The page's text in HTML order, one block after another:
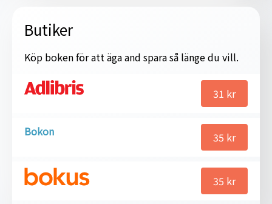
Butiker
Köp boken för att äga and spara så länge du vill.
31 kr
Bokon 35 kr
35 kr